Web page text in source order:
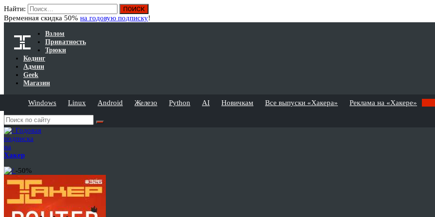
Найти:
Временная скидка 50% на годовую подписку!
Взлом
Приватность
Трюки
Кодинг
Админ
Geek
Магазин
Windows Linux Android Железо Python AI Новичкам Все выпуски «Хакера» Реклама на «Хакере»
Годовая
подписка
на
Хакер
-50%